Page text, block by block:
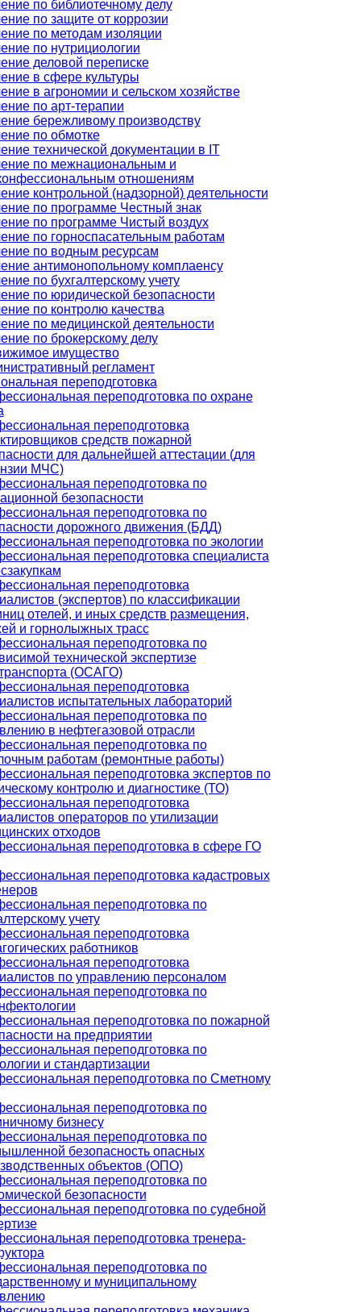
по библиотечному делу
по защите от коррозии
по методам изоляции
по нутрициологии
деловой переписке
в сфере культуры
в агрономии и сельском хозяйстве
по арт-терапии
бережливому производству
по обмотке
технической документации в IT
по межнациональным и
отношениям
контрольной (надзорной) деятельности
по программе Честный знак
по программе Чистый воздух
по горноспасательным работам
по водным ресурсам
антимонопольному комплаенсу
по бухгалтерскому учету
по юридической безопасности
по контролю качества
по медицинской деятельности
по брокерскому делу
имущество
регламент
переподготовка
переподготовка по охране
переподготовка
средств пожарной
для дальнейшей аттестации (для
МЧС)
переподготовка по
безопасности
переподготовка по
дорожного движения (БДД)
переподготовка по экологии
переподготовка специалиста
переподготовка
(экспертов) по классификации
отелей, и иных средств размещения,
и горнолыжных трасс
переподготовка по
технической экспертизе
(ОСАГО)
переподготовка
испытательных лабораторий
переподготовка по
в нефтегазовой отрасли
переподготовка по
работам (ремонтные работы)
переподготовка экспертов по
контролю и диагностике (ТО)
переподготовка
операторов по утилизации
отходов
переподготовка в сфере ГО
переподготовка кадастровых
переподготовка по
учету
переподготовка
работников
переподготовка
по управлению персоналом
переподготовка по
переподготовка по пожарной
на предприятии
переподготовка по
и стандартизации
переподготовка по Сметному
переподготовка по
бизнесу
переподготовка по
безопасность опасных
объектов (ОПО)
переподготовка по
безопасности
переподготовка по судебной
переподготовка тренера-
переподготовка по
и муниципальному